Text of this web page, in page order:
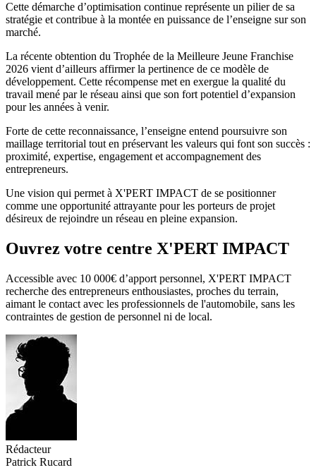
Cette démarche d’optimisation continue représente un pilier de sa
stratégie et contribue à la montée en puissance de l’enseigne sur son
marché.
La récente obtention du Trophée de la Meilleure Jeune Franchise
2026 vient d’ailleurs affirmer la pertinence de ce modèle de
développement. Cette récompense met en exergue la qualité du
travail mené par le réseau ainsi que son fort potentiel d’expansion
pour les années à venir.
Forte de cette reconnaissance, l’enseigne entend poursuivre son
maillage territorial tout en préservant les valeurs qui font son succès :
proximité, expertise, engagement et accompagnement des
entrepreneurs.
Une vision qui permet à X'PERT IMPACT de se positionner
comme une opportunité attrayante pour les porteurs de projet
désireux de rejoindre un réseau en pleine expansion.
Ouvrez votre centre X'PERT IMPACT
Accessible avec 10 000€ d’apport personnel, X'PERT IMPACT
recherche des entrepreneurs enthousiastes, proches du terrain,
aimant le contact avec les professionnels de l'automobile, sans les
contraintes de gestion de personnel ni de local.
Rédacteur
Patrick Rucard